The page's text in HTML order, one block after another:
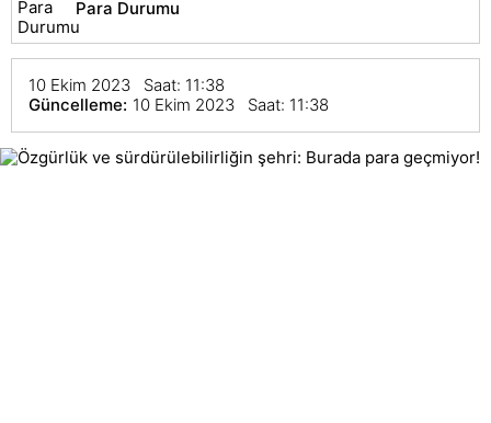
Para Durumu
10 Ekim 2023 Saat: 11:38
Güncelleme: 10 Ekim 2023 Saat: 11:38